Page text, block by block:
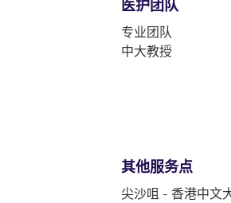
医护团队
专业团队
中大教授
其他服务点
尖沙咀 - 香港中文